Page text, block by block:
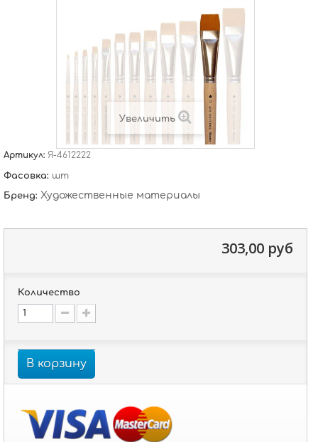
Увеличить
Артикул: Я-4612222
Фасовка: шт
Бренд: Художественные материалы
303,00 руб
Количество
В корзину